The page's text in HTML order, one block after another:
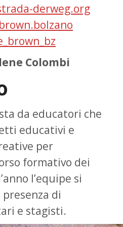
derweg.org
Colombi
da educatori che
educativi e
per
formativo dei
l’equipe si
di
e stagisti.